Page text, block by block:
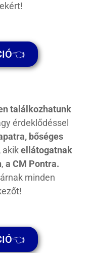
találkozhatunk
érdeklődéssel
bőséges
akikellátogatnak
, a CM Pontra.
minden